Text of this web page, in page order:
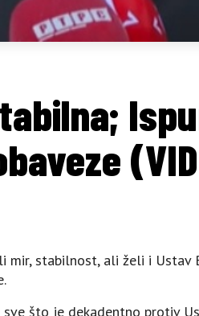
mir, stabilnost, ali želi i
što je dekadentno protiv